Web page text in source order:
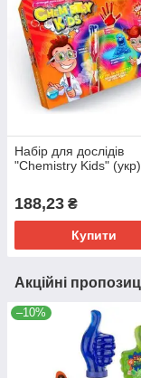
Набір для дослідів
"Chemistry Kids" (укр)
188,23 ₴
Купити
Акційні
–10%